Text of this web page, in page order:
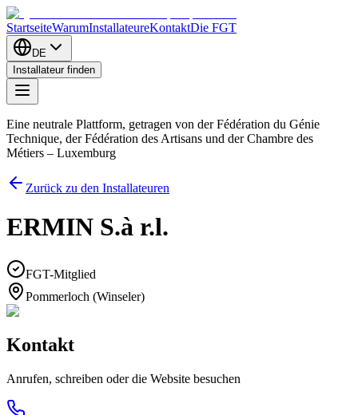
StartseiteWarumInstallateureKontaktDie FGT
DE
Installateur finden
Eine neutrale Plattform, getragen von der Fédération du Génie
Technique, der Fédération des Artisans und der Chambre des
Métiers – Luxemburg
Zurück zu den Installateuren
ERMIN S.à r.l.
FGT-Mitglied
Pommerloch (Winseler)
Kontakt
Anrufen, schreiben oder die Website besuchen